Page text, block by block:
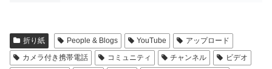
折り紙 People & Blogs YouTube
アップロード
カメラ付き携帯電話
コミュニティ チャンネル
ビデオ